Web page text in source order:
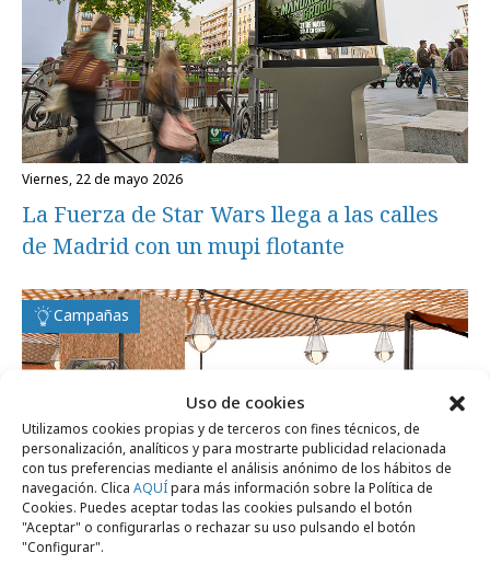
Uso de cookies
Utilizamos cookies propias y de terceros con fines técnicos, de
personalización, analíticos y para mostrarte publicidad relacionada
con tus preferencias mediante el análisis anónimo de los hábitos de
navegación. Clica AQUÍpara más información sobre la Política de
Cookies. Puedes aceptar todas las cookies pulsando el botón
"Aceptar" o configurarlas o rechazar su uso pulsando el botón
"Configurar".
viernes, 22 de mayo 2026
La Fuerza de Star Wars llega a las calles
de Madrid con un mupi flotante
Campañas